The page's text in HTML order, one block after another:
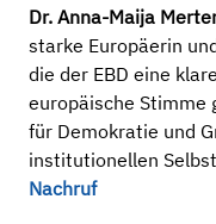
Dr. Anna-Maija
starke Europäerin
die der EBD eine
europäische Stimme
für Demokratie und
institutionellen
Nachruf